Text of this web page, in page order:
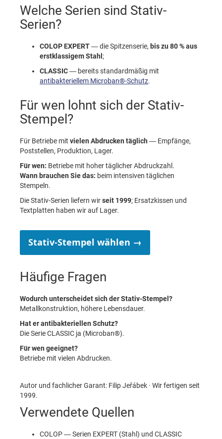
Welche Serien sind Stativ-
Serien?
COLOP EXPERT— die Spitzenserie, bis zu 80 % aus
erstklassigem Stahl ;
CLASSIC— bereits standardmäßig mit
antibakteriellem Microban®-Schutz.
Für wen lohnt sich der Stativ-
Stempel?
Für Betriebe mit vielen Abdrucken täglich — Empfänge,
Poststellen, Produktion, Lager.
Für wen: Betriebe mit hoher täglicher Abdruckzahl.
Wann brauchen Sie das: beim intensiven täglichen
Stempeln.
Die Stativ-Serien liefern wirseit 1999; Ersatzkissen und
Textplatten haben wir auf Lager.
Stativ-Stempel wählen →
Häufige Fragen
Wodurch unterscheidet sich der Stativ-Stempel?
Metallkonstruktion, höhere Lebensdauer.
Hat er antibakteriellen Schutz?
Die Serie CLASSIC ja (Microban®).
Für wen geeignet?
Betriebe mit vielen Abdrucken.
Autor und fachlicher Garant: Filip Jeřábek · Wir fertigen seit
1999.
Verwendete Quellen
COLOP — Serien EXPERT (Stahl) und CLASSIC